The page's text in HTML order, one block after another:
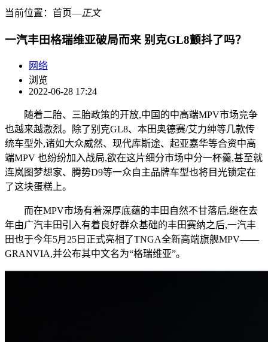
当前位置： 首页―正文
一汽丰田格瑞维亚破局而来 别克GL8颤抖了吗？
网络
浏览
2022-06-28 17:24
随着二胎、三胎政策的开放,中国的中高端MPV市场竞争
也越来越激烈。除了别克GL8、本田奥德赛/艾力绅等几款传
统车型外,诸如大众威然、现代库斯途、起亚嘉华等合资中高
端MPV 也纷纷加入战局,欲在这片细分市场中分一杯羹,甚至就
连岚图梦想家、腾势D9等一众自主品牌车型也将目光锁定在
了这块蛋糕上。
而在MPV市场有着深厚底蕴的丰田自然不甘落后,继在去
年由广汽丰田引入有着良好群众基础的丰田赛纳之后,一汽丰
田也于今年5月25日正式亮相了TNGA全新高端旗舰MPV——
GRANVIA,并公布其中文名为“格瑞维亚”。